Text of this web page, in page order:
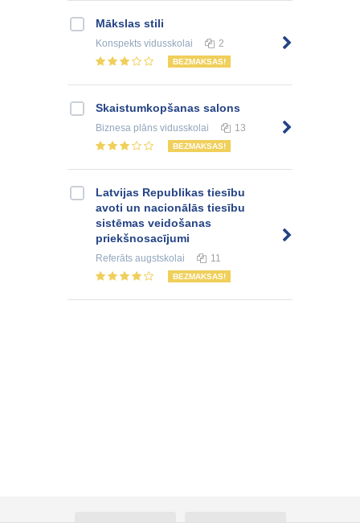
Mākslas stili
Konspekts vidusskolai 2
BEZMAKSAS!
Skaistumkopšanas salons
Biznesa plāns vidusskolai 13
BEZMAKSAS!
Latvijas Republikas tiesību
avoti un nacionālās tiesību
sistēmas veidošanas
priekšnosacījumi
Referāts augstskolai 11
BEZMAKSAS!